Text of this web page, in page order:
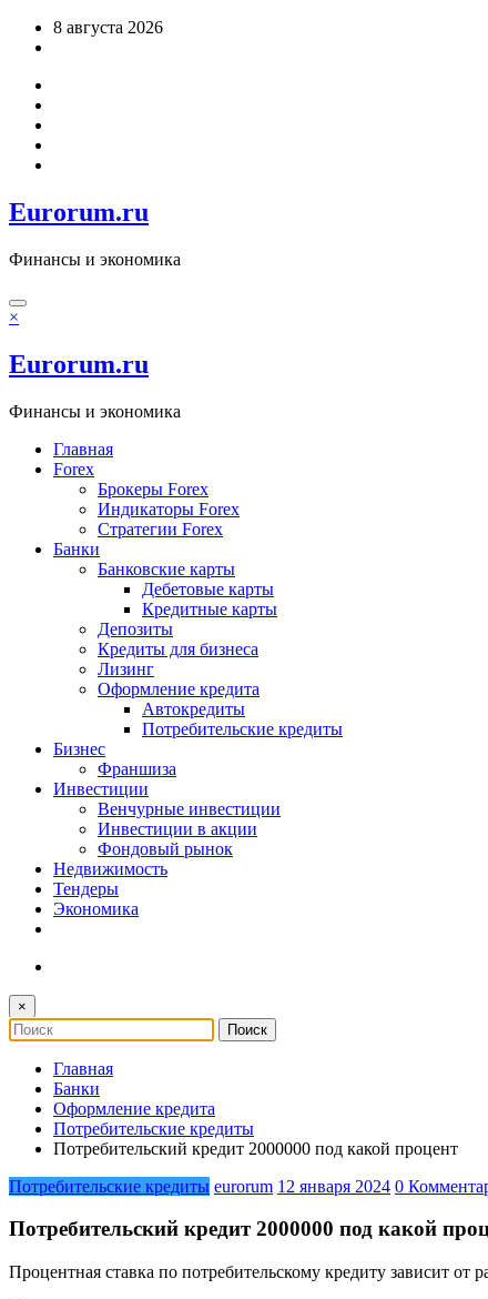
Перейти8 августа 2026
Eurorum.ru
Финансы и экономика
×
Eurorum.ru
Финансы и экономика
Главная
Forex
Брокеры Forex
Индикаторы Forex
Стратегии Forex
Банки
Банковские карты
Дебетовые карты
Кредитные карты
Депозиты
Кредиты для бизнеса
Лизинг
Оформление кредита
Автокредиты
Потребительские кредиты
Бизнес
Франшиза
Инвестиции
Венчурные инвестиции
Инвестиции в акции
Фондовый рынок
Недвижимость
Тендеры
Экономика
×
Главная
Банки
Оформление кредита
Потребительские кредиты
Потребительский кредит 2000000 под какой процент
Потребительские кредиты eurorum 12 января 2024 0
Потребительский кредит 2000000 под какой
Процентная ставка по потребительскому кредиту зависит от